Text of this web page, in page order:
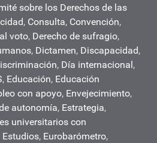
sobre los Derechos de las
, Consulta, Convención,
voto, Derecho de sufragio,
, Dictamen, Discapacidad,
, Día internacional ,
, Educación, Educación
con apoyo, Envejecimiento,
autonomía, Estrategia,
universitarios con
Estudios, Eurobarómetro,